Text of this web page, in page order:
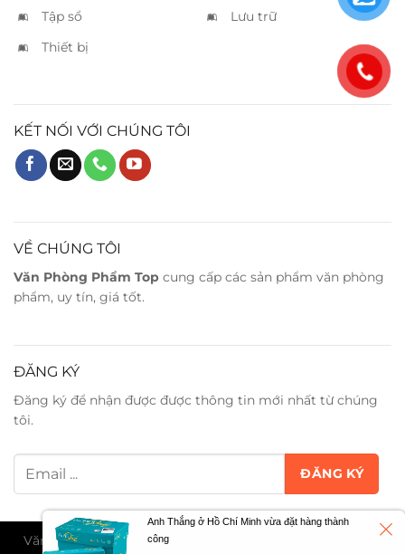
Tập sổ
Lưu trữ
Thiết bị
KẾT NỐI VỚI CHÚNG TÔI
VỀ CHÚNG TÔI
Văn Phòng Phẩm Top cung cấp các sản phẩm văn phòng
phẩm, uy tín, giá tốt.
ĐĂNG KÝ
Đăng ký để nhận được được thông tin mới nhất từ chúng
tôi.
Văn Phòng Phẩm Trân Phát ©2026. All Rights Reserved -
Anh Thắng ở Hồ Chí Minh vừa đặt hàng thành
công